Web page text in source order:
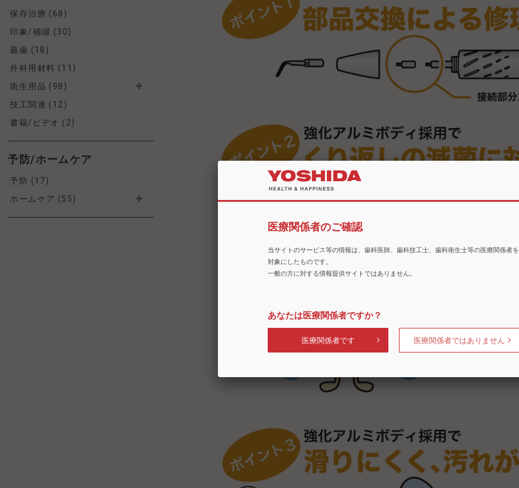
保存治療 (68)
印象/補綴 (30)
義歯 (18)
外科用材料 (11)
衛生用品 (98)
技工関連 (12)
書籍/ビデオ (2)
予防/ホームケア
予防 (17)
ホームケア (55)
医療関係者のご確認
当サイトのサービス等の情報は、歯科医師、歯科技工士、歯科衛生士等の医療関係者を
対象にしたものです。
一般の方に対する情報提供サイトではありません。
あなたは医療関係者ですか？
医療関係者です 医療関係者ではありません